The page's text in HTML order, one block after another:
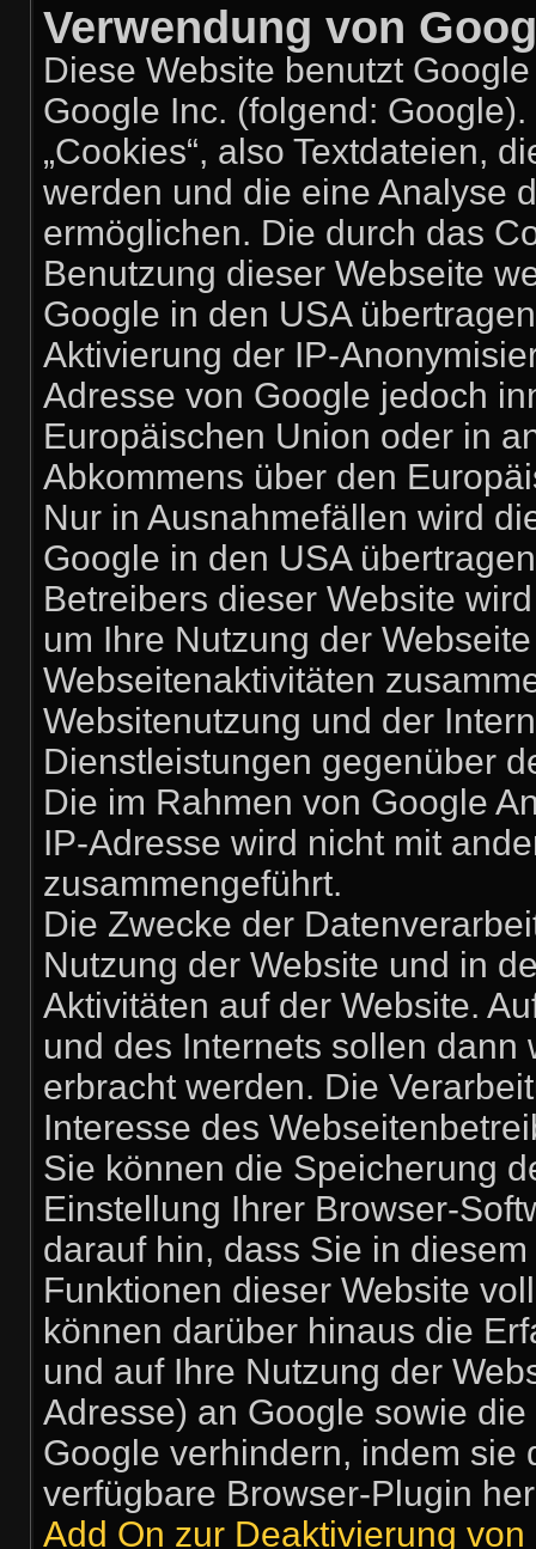
Verwendung von
Diese Website benutzt
Google Inc. (folgend:
„Cookies“, also Textdateien,
werden und die eine Analyse
ermöglichen. Die durch das
Benutzung dieser Webseite
Google in den USA
Aktivierung der IP-
Adresse von Google jedoch
Europäischen Union oder in
Abkommens über den
Nur in Ausnahmefällen wird
Google in den USA
Betreibers dieser Website
um Ihre Nutzung der
Webseitenaktivitäten
Websitenutzung und der
Dienstleistungen gegenüber
Die im Rahmen von Google
IP-Adresse wird nicht mit
zusammengeführt.
Die Zwecke der
Nutzung der Website und in
Aktivitäten auf der Website.
und des Internets sollen
erbracht werden. Die
Interesse des
Sie können die Speicherung
Einstellung Ihrer Browser-
darauf hin, dass Sie in
Funktionen dieser Website
können darüber hinaus die
und auf Ihre Nutzung der
Adresse) an Google sowie
Google verhindern, indem sie
verfügbare Browser-Plugin
Add On zur Deaktivierung